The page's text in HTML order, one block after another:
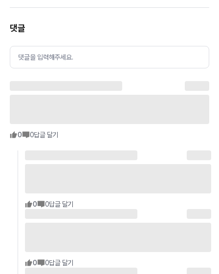
댓글
댓글을 입력해주세요.
0 0답글 달기
0 0답글 달기
0 0답글 달기